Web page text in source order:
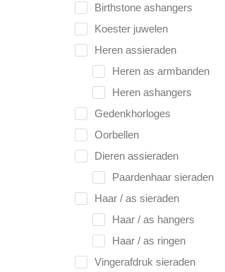
Birthstone ashangers
Koester juwelen
Heren assieraden
Heren as armbanden
Heren ashangers
Gedenkhorloges
Oorbellen
Dieren assieraden
Paardenhaar sieraden
Haar / as sieraden
Haar / as hangers
Haar / as ringen
Vingerafdruk sieraden